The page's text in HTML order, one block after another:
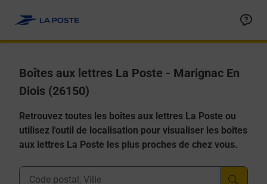
Boîtes aux lettres La Poste - Marignac En
Diois (26150)
Retrouvez toutes les boîtes aux lettres La Poste ou
utilisez l'outil de localisation pour visualiser les boîtes
aux lettres La Poste les plus proches de chez vous.
Ville, Département, Code Postal